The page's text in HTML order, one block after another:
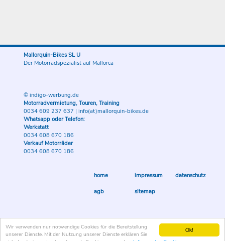
Ok!
Wir verwenden nur notwendige Cookies für die Bereitstellung
unserer Dienste. Mit der Nutzung unserer Dienste erklären Sie
Mallorquin-Bikes SL U
Der Motorradspezialist auf Mallorca
© indigo-werbung.de
Motorradvermietung, Touren, Training
0034 609 237 637 | info(at)mallorquin-bikes.de
Whatsapp oder Telefon:
Werkstatt
0034 608 670 186
Verkauf Motorräder
0034 608 670 186
home impressum datenschutz
agb sitemap